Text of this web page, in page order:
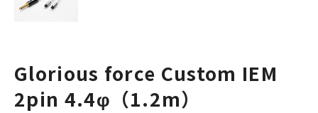
Glorious force Custom IEM
2pin 4.4φ（1.2m）